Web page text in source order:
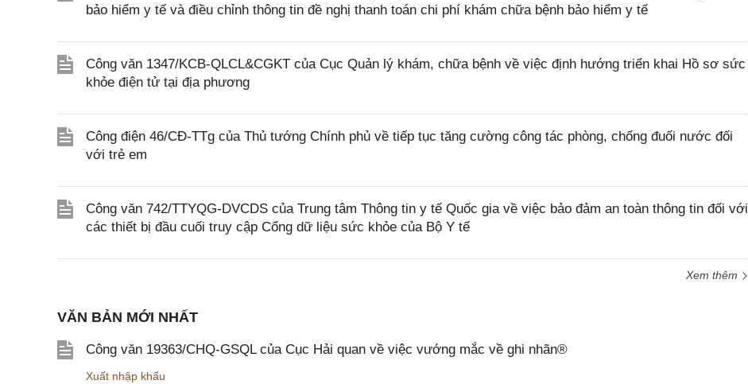
bảo hiểm y tế và điều chỉnh thông tin đề nghị thanh toán chi phí khám chữa bệnh bảo hiểm y tế
Công văn 1347/KCB-QLCL&CGKT của Cục Quản lý khám, chữa bệnh về việc định hướng triển khai Hồ sơ sức
khỏe điện tử tại địa phương
Công điện 46/CĐ-TTg của Thủ tướng Chính phủ về tiếp tục tăng cường công tác phòng, chống đuối nước đối
với trẻ em
Công văn 742/TTYQG-DVCDS của Trung tâm Thông tin y tế Quốc gia về việc bảo đảm an toàn thông tin đối với
các thiết bị đầu cuối truy cập Cổng dữ liệu sức khỏe của Bộ Y tế
Xem thêm
VĂN BẢN MỚI NHẤT
Công văn 19363/CHQ-GSQL của Cục Hải quan về việc vướng mắc về ghi nhãn®
Xuất nhập khẩu